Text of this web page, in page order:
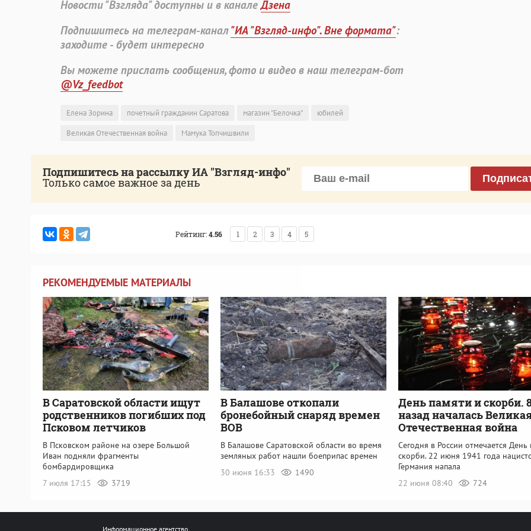
Новости "Взгляда" доступны и в каналеДзена
Подпишитесь на телеграм-канал"ИА "Взгляд-инфо". Вне формата":
заходите - будет интересно
Вы можете прислать сообщения, фото и видео в наш телеграм-бот
@Vz_feedbot
Елена Зорина почетный гражданин Саратова магазин "Белочка"
юбилей
Великая Отечественная война
Мамука Топчишвили
Подпишитесь на рассылку ИА "Взгляд-инфо"
Только самое важное за день
Рейтинг:4.56 1 2 3 4 5
РЕКОМЕНДУЕМЫЕ МАТЕРИАЛЫ
В Саратовской области ищут
родственников погибших под
Псковом летчиков
В Псковском районе на озере Большой
Иван подняли фрагменты
бомбардировщика
7 июля 17:15
3719
В Балашове откопали
бронебойный снаряд времен
ВОВ
В Балашове Саратовской области во время
земляных работ нашли боеприпас времен
30 июня 16:33
1490
День памяти и скорби.
назад началась
Отечественная война
Сегодня в России отмечается День
скорби. 22 июня 1941 года
Германия напала
22 июня 08:40
724
Информационное агентство